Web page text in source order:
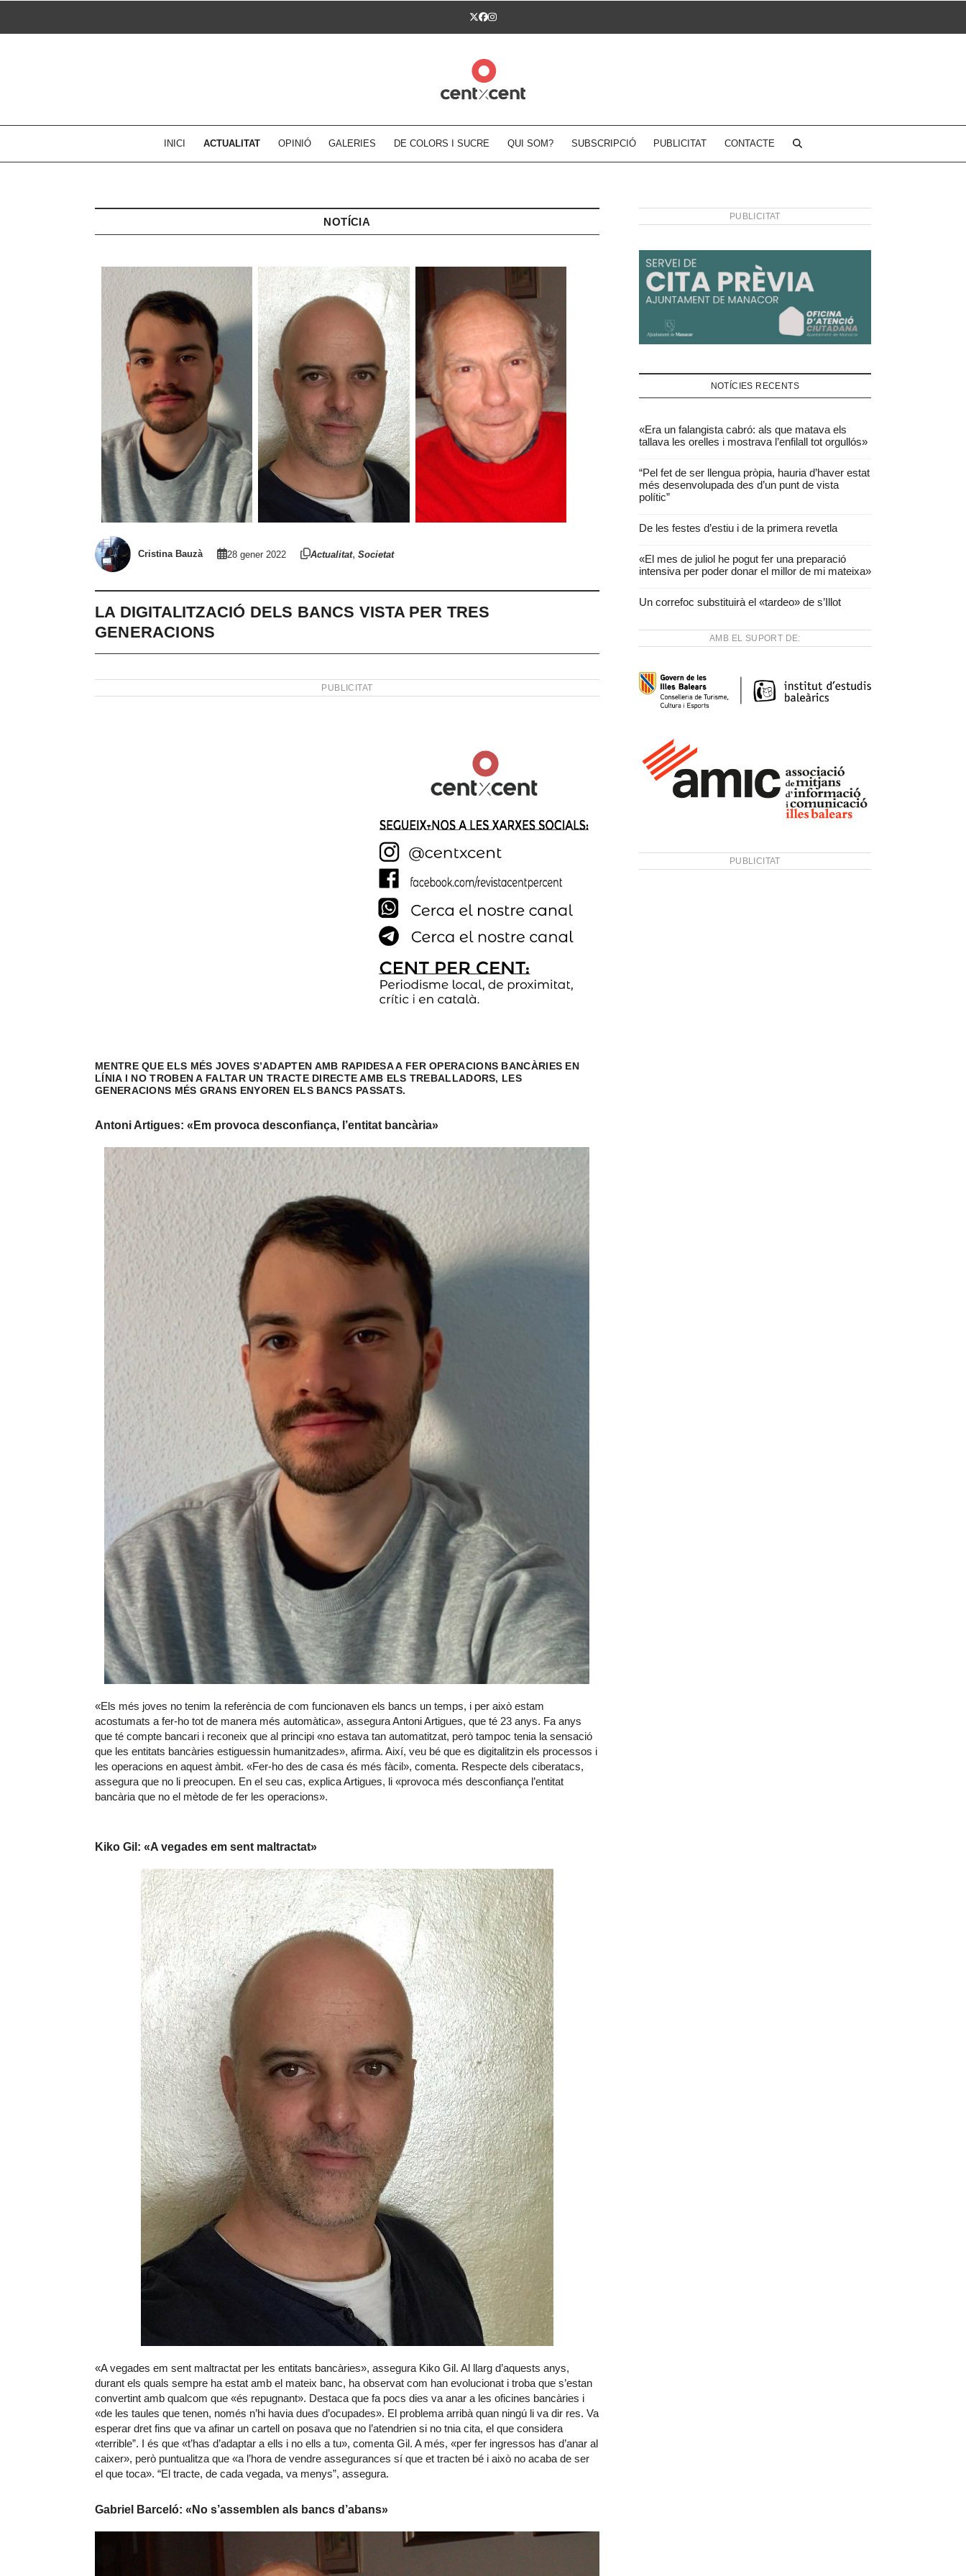
Twitter
Facebook
Instagram
INICI ACTUALITAT OPINIÓ GALERIES DE COLORS I SUCRE QUI SOM? SUBSCRIPCIÓ PUBLICITAT CONTACTE
NOTÍCIA
Cristina Bauzà 28 gener 2022 Actualitat, Societat
LA DIGITALITZACIÓ DELS BANCS VISTA PER TRES
GENERACIONS
PUBLICITAT
MENTRE QUE ELS MÉS JOVES S’ADAPTEN AMB RAPIDESA A FER OPERACIONS BANCÀRIES EN
LÍNIA I NO TROBEN A FALTAR UN TRACTE DIRECTE AMB ELS TREBALLADORS, LES
GENERACIONS MÉS GRANS ENYOREN ELS BANCS PASSATS.
Antoni Artigues: «Em provoca desconfiança, l’entitat bancària»
«Els més joves no tenim la referència de com funcionaven els bancs un temps, i per això estam
acostumats a fer-ho tot de manera més automàtica», assegura Antoni Artigues, que té 23 anys. Fa anys
que té compte bancari i reconeix que al principi «no estava tan automatitzat, però tampoc tenia la sensació
que les entitats bancàries estiguessin humanitzades», afirma. Així, veu bé que es digitalitzin els processos i
les operacions en aquest àmbit. «Fer-ho des de casa és més fàcil», comenta. Respecte dels ciberatacs,
assegura que no li preocupen. En el seu cas, explica Artigues, li «provoca més desconfiança l’entitat
bancària que no el mètode de fer les operacions».
Kiko Gil: «A vegades em sent maltractat»
«A vegades em sent maltractat per les entitats bancàries», assegura Kiko Gil. Al llarg d’aquests anys,
durant els quals sempre ha estat amb el mateix banc, ha observat com han evolucionat i troba que s’estan
convertint amb qualcom que «és repugnant». Destaca que fa pocs dies va anar a les oficines bancàries i
«de les taules que tenen, només n’hi havia dues d’ocupades». El problema arribà quan ningú li va dir res. Va
esperar dret fins que va afinar un cartell on posava que no l’atendrien si no tnia cita, el que considera
«terrible”. I és que «t’has d’adaptar a ells i no ells a tu», comenta Gil. A més, «per fer ingressos has d’anar al
caixer», però puntualitza que «a l’hora de vendre assegurances sí que et tracten bé i això no acaba de ser
el que toca». “El tracte, de cada vegada, va menys”, assegura.
Gabriel Barceló: «No s’assemblen als bancs d’abans»
PUBLICITAT
NOTÍCIES RECENTS
«Era un falangista cabró: als que matava els
tallava les orelles i mostrava l’enfilall tot orgullós»
“Pel fet de ser llengua pròpia, hauria d’haver estat
més desenvolupada des d’un punt de vista
polític”
De les festes d’estiu i de la primera revetla
«El mes de juliol he pogut fer una preparació
intensiva per poder donar el millor de mi mateixa»
Un correfoc substituirà el «tardeo» de s’Illot
AMB EL SUPORT DE:
PUBLICITAT